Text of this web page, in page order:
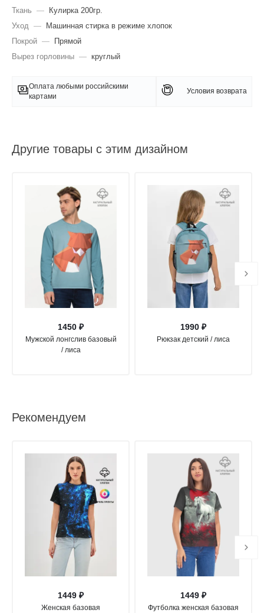
Ткань — Кулирка 200гр.
Уход — Машинная стирка в режиме хлопок
Покрой — Прямой
Вырез горловины — круглый
Оплата любыми российскими
картами
Условия возврата
Другие товары с этим дизайном
1450 ₽
Мужской лонгслив базовый
/ лиса
1990 ₽
Рюкзак детский / лиса
Рекомендуем
1449 ₽
Женская базовая
1449 ₽
Футболка женская базовая